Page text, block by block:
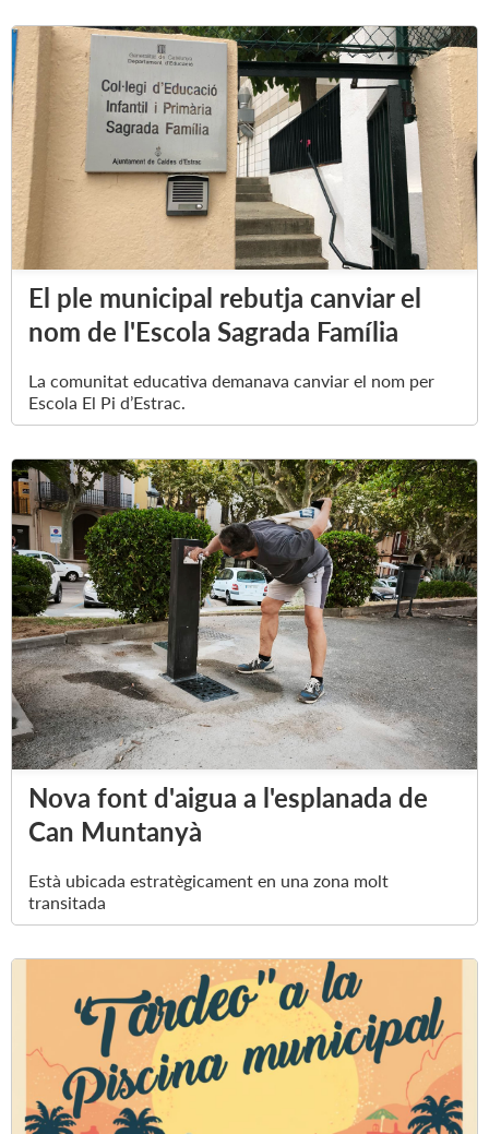
El ple municipal rebutja canviar el
nom de l'Escola Sagrada Família
La comunitat educativa demanava canviar el nom per
Escola El Pi d’Estrac.
Nova font d'aigua a l'esplanada de
Can Muntanyà
Està ubicada estratègicament en una zona molt
transitada